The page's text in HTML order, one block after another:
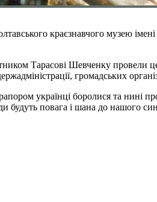
краєзнавчого музею
Тарасові Шевченку провели
громадських
українці боролися та нині
будуть повага і шана до нашого